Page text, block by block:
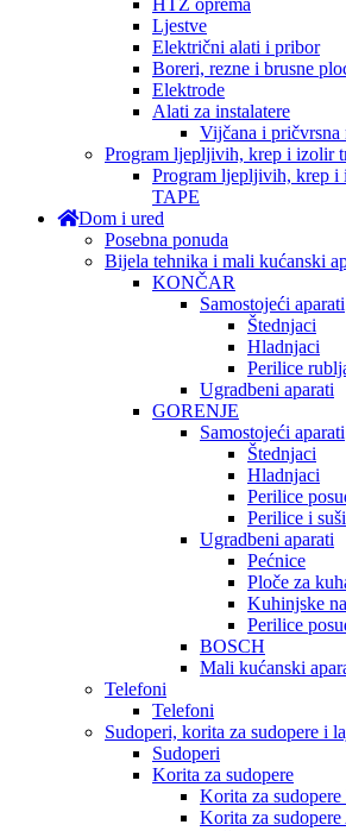
HTZ oprema
Ljestve
Električni alati i pribor
Boreri, rezne i brusne
Elektrode
Alati za instalatere
Vijčana i pričvrsna
Program ljepljivih, krep i izolir
Program ljepljivih, krep i
TAPE
Dom i ured
Posebna ponuda
Bijela tehnika i mali kućanski
KONČAR
Samostojeći aparati
Štednjaci
Hladnjaci
Perilice
Ugradbeni aparati
GORENJE
Samostojeći aparati
Štednjaci
Hladnjaci
Perilice
Perilice i
Ugradbeni aparati
Pećnice
Ploče za
Kuhinjske
Perilice
BOSCH
Mali kućanski
Telefoni
Telefoni
Sudoperi, korita za sudopere i
Sudoperi
Korita za sudopere
Korita za
Korita za